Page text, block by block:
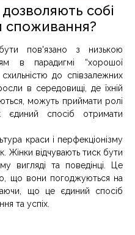
собі
споживання?
пов'язано з низькою
в парадигмі “хорошої
до співзалежних
в середовищі, де їхній
можуть приймати ролі
єдиний спосіб отримати
краси і перфекціонізму
Жінки відчувають тиск бути
вигляді та поведінці. Це
що вони погоджуються на
що це єдиний спосіб
та успіх.